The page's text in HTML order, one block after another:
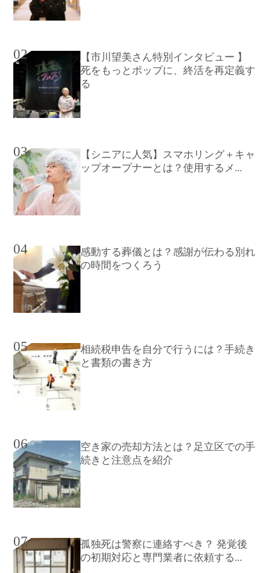
02
【市川望美さん特別インタビュー 】
死をもっとポップに、終活を再定義す
る
03
【シニアに人気】スマホリング＋キャ
ップオープナーとは？使用するメ...
04
感動する葬儀とは？感謝が伝わる別れ
の時間をつくろう
05
相続税申告を自分で行うには？手続き
と書類の書き方
06
空き家の売却方法とは？足立区での手
続きと注意点を紹介
07
孤独死は警察に連絡すべき？ 発覚後
の初期対応と専門業者に依頼する...